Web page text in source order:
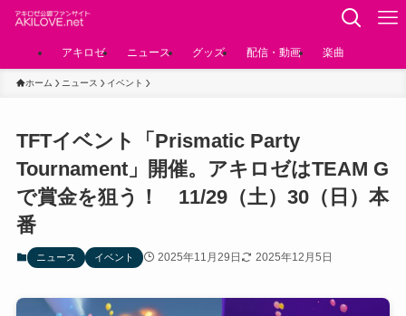
アキロゼ ニュース グッズ 配信・動画 楽曲
ホーム ニュース イベント
TFTイベント「Prismatic Party
Tournament」開催。アキロゼはTEAM G
で賞金を狙う！ 11/29（土）30（日）本
番
ニュース イベント 2025年11月29日 2025年12月5日